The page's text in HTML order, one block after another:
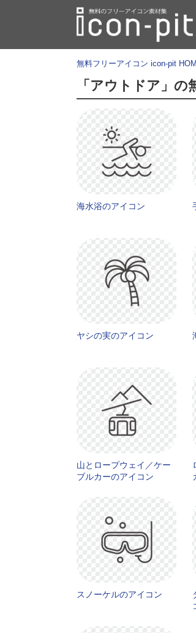
無料フリーアイコン icon-pit
「アウトドア」
海水浴のアイコン
ヤシの実のアイコン
山とロープウェイ／ケー
ブルカーのアイコン
スノーケルのアイコン